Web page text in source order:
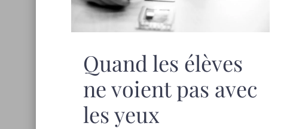
Quand les élèves
ne voient pas avec
les yeux